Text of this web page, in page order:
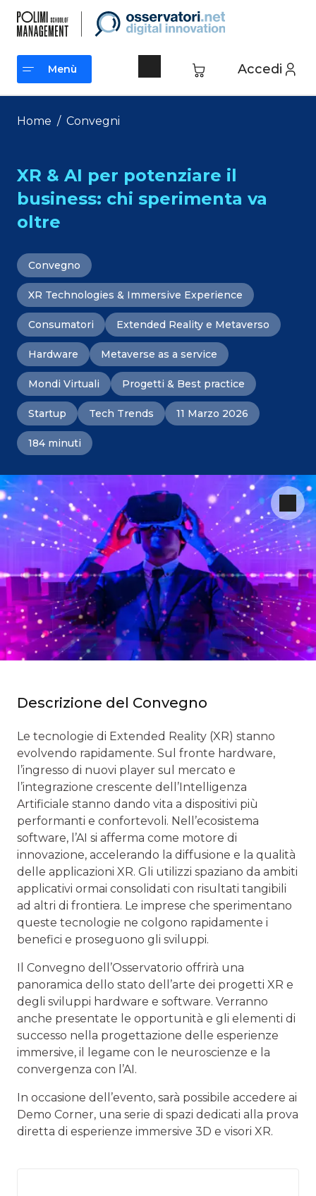
contenuto
Accedi
Menù
Menù
Home / Convegni
XR & AI per potenziare il
business: chi sperimenta va
oltre
Convegno
XR Technologies & Immersive Experience
Consumatori Extended Reality e Metaverso
Hardware Metaverse as a service
Mondi Virtuali Progetti & Best practice
Startup Tech Trends 11 Marzo 2026
184 minuti
Descrizione del Convegno
Le tecnologie di Extended Reality (XR) stanno
evolvendo rapidamente. Sul fronte hardware,
l’ingresso di nuovi player sul mercato e
l’integrazione crescente dell’Intelligenza
Artificiale stanno dando vita a dispositivi più
performanti e confortevoli. Nell’ecosistema
software, l’AI si afferma come motore di
innovazione, accelerando la diffusione e la qualità
delle applicazioni XR. Gli utilizzi spaziano da ambiti
applicativi ormai consolidati con risultati tangibili
ad altri di frontiera. Le imprese che sperimentano
queste tecnologie ne colgono rapidamente i
benefici e proseguono gli sviluppi.
Il Convegno dell’Osservatorio offrirà una
panoramica dello stato dell’arte dei progetti XR e
degli sviluppi hardware e software. Verranno
anche presentate le opportunità e gli elementi di
successo nella progettazione delle esperienze
immersive, il legame con le neuroscienze e la
convergenza con l’AI.
In occasione dell’evento, sarà possibile accedere ai
Demo Corner, una serie di spazi dedicati alla prova
diretta di esperienze immersive 3D e visori XR.